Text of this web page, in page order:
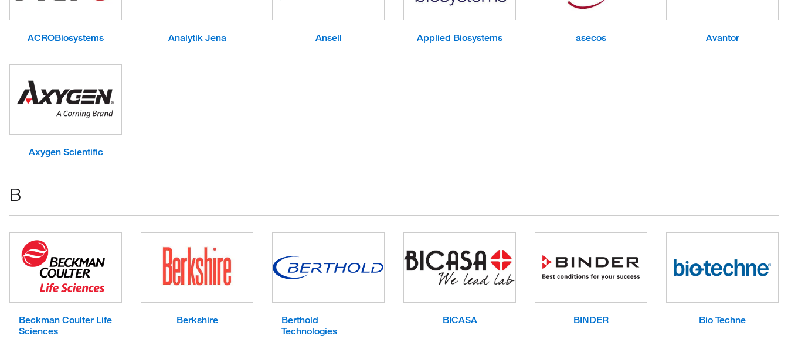
ACROBiosystems Analytik Jena Ansell Applied Biosystems asecos Avantor
Axygen Scientific
B
Beckman Coulter Life
Sciences
Berkshire
Berthold
Technologies
BICASA BINDER Bio Techne